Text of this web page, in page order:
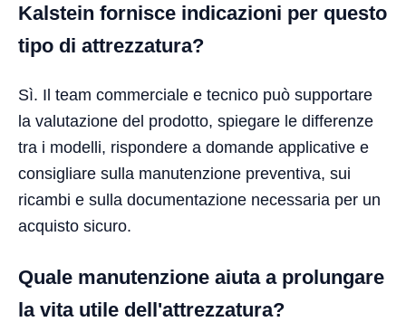
Kalstein fornisce indicazioni per questo
tipo di attrezzatura?
Sì. Il team commerciale e tecnico può supportare
la valutazione del prodotto, spiegare le differenze
tra i modelli, rispondere a domande applicative e
consigliare sulla manutenzione preventiva, sui
ricambi e sulla documentazione necessaria per un
acquisto sicuro.
Quale manutenzione aiuta a prolungare
la vita utile dell'attrezzatura?